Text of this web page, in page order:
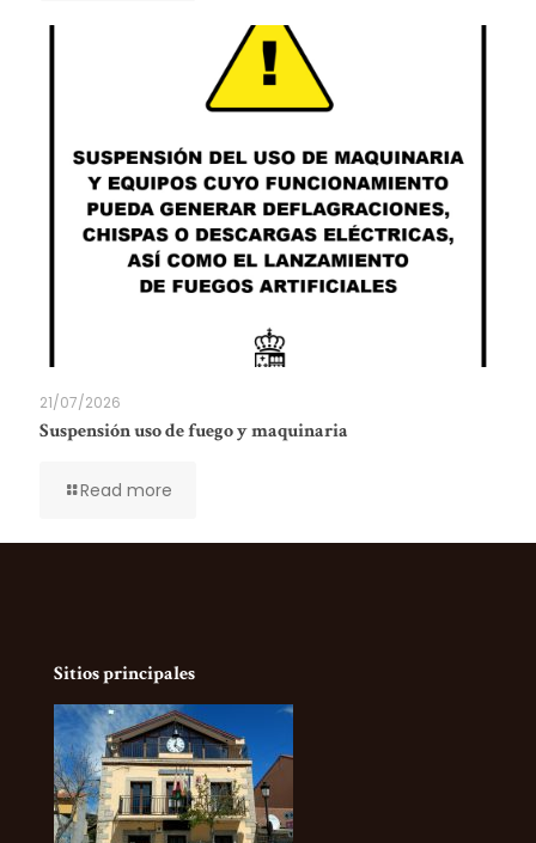
21/07/2026
Suspensión uso de fuego y maquinaria
Read more
Sitios principales